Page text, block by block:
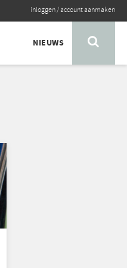
inloggen/account aanmaken
NIEUWS